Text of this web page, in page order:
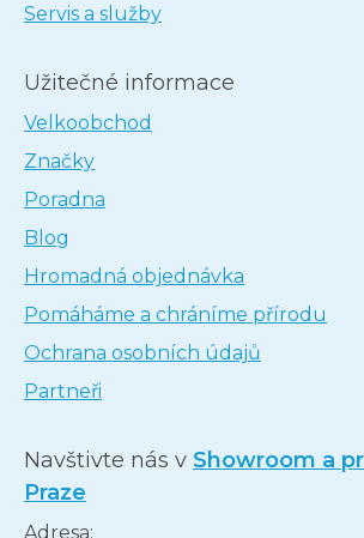
Servis a služby
Užitečné informace
Velkoobchod
Značky
Poradna
Blog
Hromadná objednávka
Pomáháme a chráníme přírodu
Ochrana osobních údajů
Partneři
Navštivte nás v Showroom a
Praze
Adresa: